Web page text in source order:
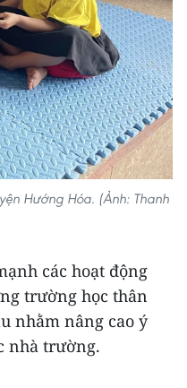
Hướng Hóa. (Ảnh: Thanh
các hoạt động
trường học thân
nhằm nâng cao ý
nhà trường.